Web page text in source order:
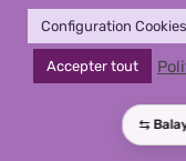
Caramel
Bougie
Configuration Cookies
Accepter tout